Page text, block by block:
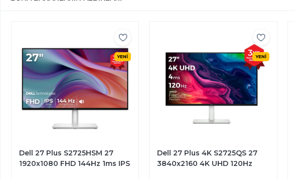
YENİ
Dell 27 Plus 4K S2725QS 27
3840x2160 4K UHD 120Hz
YENİ
Dell 27 Plus S2725DC 27
2560x1440 QHD 144Hz 1ms